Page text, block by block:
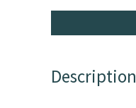
Description